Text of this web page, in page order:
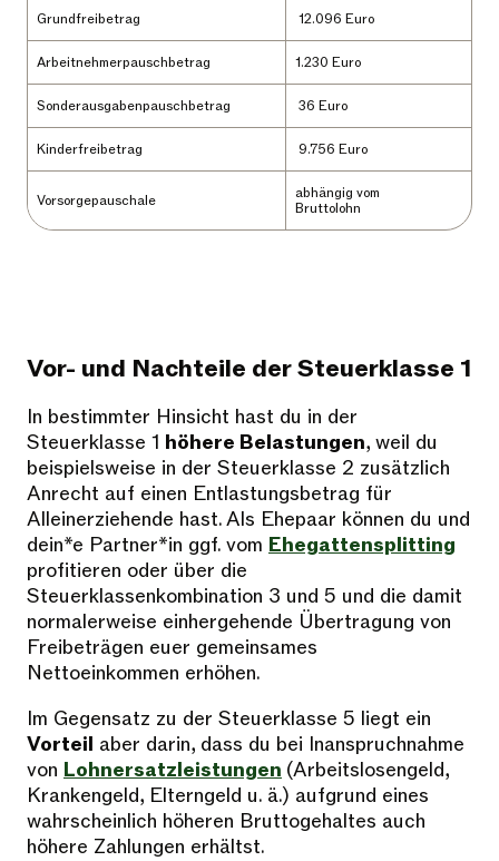
Grundfreibetrag 12.096 Euro
Arbeitnehmerpauschbetrag 1.230 Euro
Sonderausgabenpauschbetrag 36 Euro
Kinderfreibetrag 9.756 Euro
Vorsorgepauschale
abhängig vom
Bruttolohn
Vor- und Nachteile der Steuerklasse 1
In bestimmter Hinsicht hast du in der
Steuerklasse 1 höhere Belastungen, weil du
beispielsweise in der Steuerklasse 2 zusätzlich
Anrecht auf einen Entlastungsbetrag für
Alleinerziehende hast. Als Ehepaar können du und
dein*e Partner*in ggf. vom Ehegattensplitting
profitieren oder über die
Steuerklassenkombination 3 und 5 und die damit
normalerweise einhergehende Übertragung von
Freibeträgen euer gemeinsames
Nettoeinkommen erhöhen.
Im Gegensatz zu der Steuerklasse 5 liegt ein
Vorteil aber darin, dass du bei Inanspruchnahme
von Lohnersatzleistungen (Arbeitslosengeld,
Krankengeld, Elterngeld u. ä.) aufgrund eines
wahrscheinlich höheren Bruttogehaltes auch
höhere Zahlungen erhältst.